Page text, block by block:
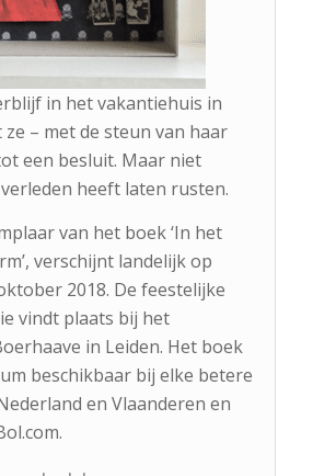
in het vakantiehuis in
– met de steun van haar
een besluit. Maar niet
heeft laten rusten.
van het boek ‘In het
verschijnt landelijk op
2018. De feestelijke
vindt plaats bij het
in Leiden. Het boek
beschikbaar bij elke betere
en Vlaanderen en